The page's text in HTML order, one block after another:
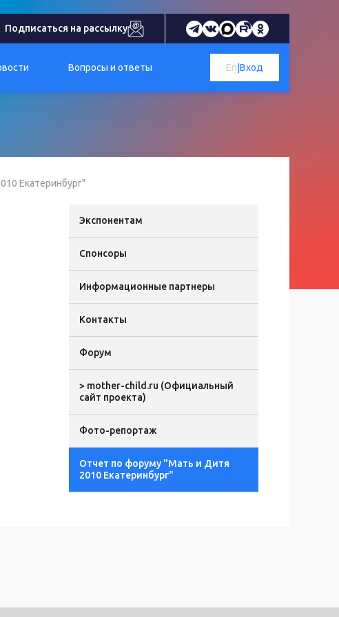
Подписаться на рассылку
Вопросы и ответы Вход
En
Екатеринбург"
Экспонентам
Спонсоры
Информационные партнеры
Контакты
Форум
> mother-child.ru (Официальный
сайт проекта)
Фото-репортаж
Отчет по форуму "Мать и Дитя
2010 Екатеринбург"